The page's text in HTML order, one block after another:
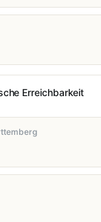
Erreichbarkeit